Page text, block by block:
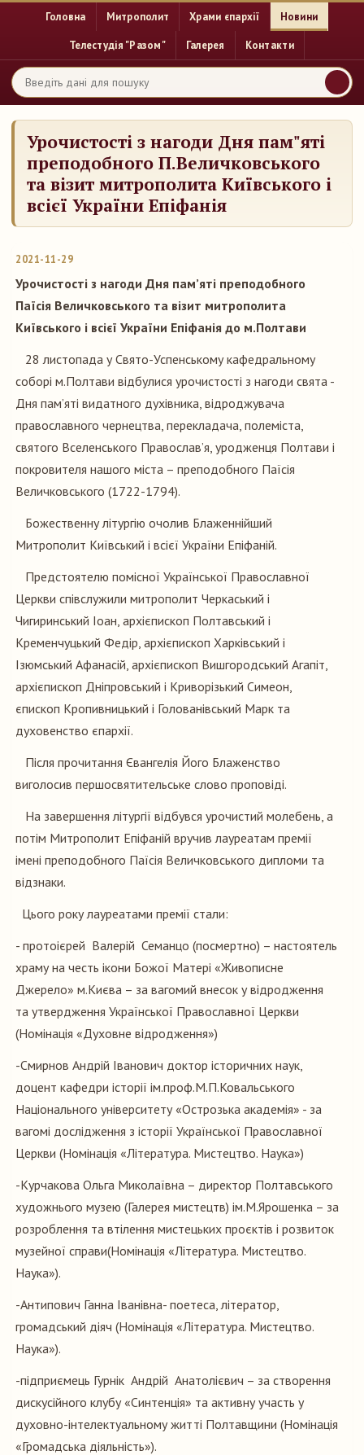
Головна Митрополит Храми єпархії Новини
Телестудія "Разом" Галерея Контакти
Урочистості з нагоди Дня пам"яті
преподобного П.Величковського
та візит митрополита Київського і
всієї України Епіфанія
2021-11-29
Урочистості з нагоди Дня пам’яті преподобного
Паїсія Величковського та візит митрополита
Київського і всієї України Епіфанія до м.Полтави
28 листопада у Свято-Успенському кафедральному
соборі м.Полтави відбулися урочистості з нагоди свята -
Дня пам’яті видатного духівника, відроджувача
православного чернецтва, перекладача, полеміста,
святого Вселенського Православ’я, уродженця Полтави і
покровителя нашого міста – преподобного Паїсія
Величковського (1722-1794).
Божественну літургію очолив Блаженнійший
Митрополит Київський і всієї України Епіфаній.
Предстоятелю помісної Української Православної
Церкви співслужили митрополит Черкаський і
Чигиринський Іоан, архієпископ Полтавський і
Кременчуцький Федір, архієпископ Харківський і
Ізюмський Афанасій, архієпископ Вишгородський Агапіт,
архієпископ Дніпровський і Криворізький Симеон,
єпископ Кропивницький і Голованівський Марк та
духовенство єпархії.
Після прочитання Євангелія Його Блаженство
виголосив першосвятительське слово проповіді.
На завершення літургії відбувся урочистий молебень, а
потім Митрополит Епіфаній вручив лауреатам премії
імені преподобного Паїсія Величковського дипломи та
відзнаки.
Цього року лауреатами премії стали:
- протоієрей Валерій Семанцо (посмертно) – настоятель
храму на честь ікони Божої Матері «Живописне
Джерело» м.Києва – за вагомий внесок у відродження
та утвердження Української Православної Церкви
(Номінація «Духовне відродження»)
-Смирнов Андрій Іванович доктор історичних наук,
доцент кафедри історії ім.проф.М.П.Ковальського
Національного університету «Острозька академія» - за
вагомі дослідження з історії Української Православної
Церкви (Номінація «Література. Мистецтво. Наука»)
-Курчакова Ольга Миколаївна – директор Полтавського
художнього музею (Галерея мистецтв) ім.М.Ярошенка – за
розроблення та втілення мистецьких проєктів і розвиток
музейної справи(Номінація «Література. Мистецтво.
Наука»).
-Антипович Ганна Іванівна- поетеса, літератор,
громадський діяч (Номінація «Література. Мистецтво.
Наука»).
-підприємець Гурнік Андрій Анатолієвич – за створення
дискусійного клубу «Синтенція» та активну участь у
духовно-інтелектуальному житті Полтавщини (Номінація
«Громадська діяльність»).